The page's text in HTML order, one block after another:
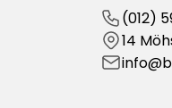
(012)
14